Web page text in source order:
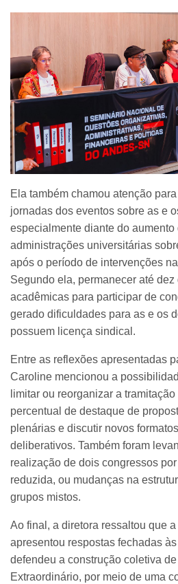
Ela também chamou atenção
jornadas dos eventos sobre as e
especialmente diante do aumento
administrações universitárias
após o período de intervenções
Segundo ela, permanecer até
acadêmicas para participar de
gerado dificuldades para as e os
possuem licença sindical.
Entre as reflexões apresentadas
Caroline mencionou a
limitar ou reorganizar a
percentual de destaque de
plenárias e discutir novos
deliberativos. Também foram
realização de dois congressos
reduzida, ou mudanças na
grupos mistos.
Ao final, a diretora ressaltou que
apresentou respostas fechadas
defendeu a construção coletiva
Extraordinário, por meio de uma